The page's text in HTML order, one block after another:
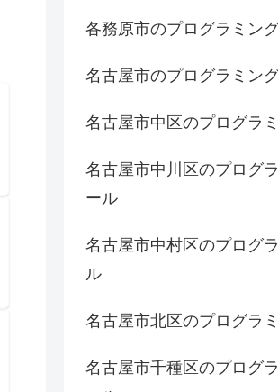
各務原市のプログラミン
名古屋市のプログラミン
名古屋市中区のプログラ
名古屋市中川区のプログ
ール
名古屋市中村区のプログ
ル
名古屋市北区のプログラ
名古屋市千種区のプログ